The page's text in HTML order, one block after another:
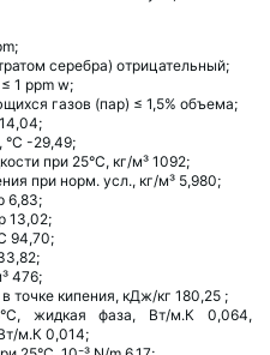
серебра) отрицательный;
1 ppm w;
газов (пар) ≤ 1,5% объема;
°C -29,49;
при 25°C, кг/м³ 1092;
при норм. усл., кг/м³ 5,980;
6,83;
13,02;
94,70;
476;
точке кипения, кДж/кг 180,25 ;
жидкая фаза, Вт/м.К 0,064,
м.К 0,014;